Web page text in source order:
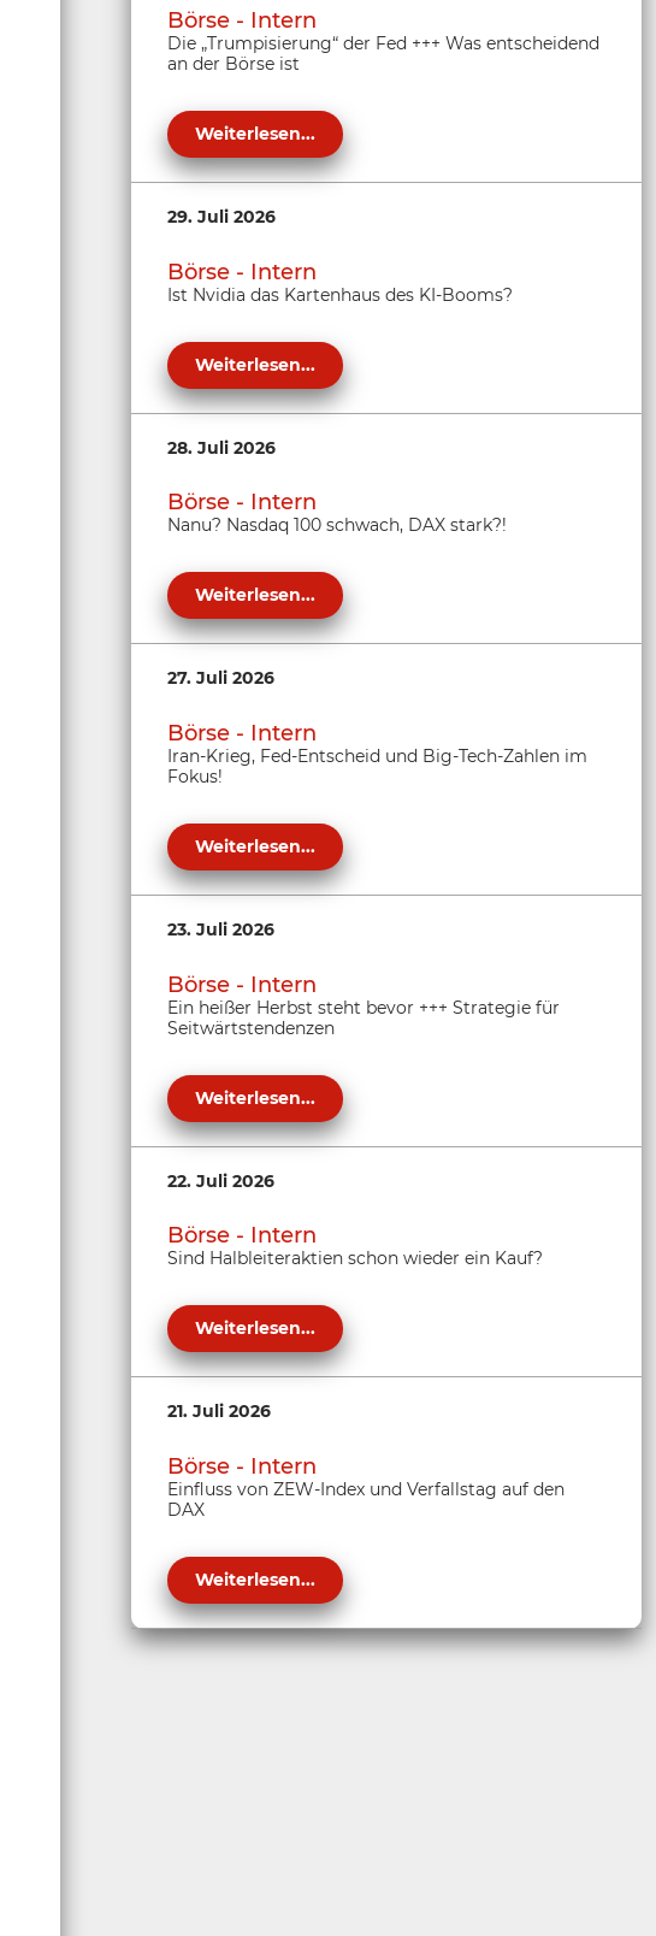
Börse - Intern
Die „Trumpisierung“ der Fed +++ Was entscheidend
an der Börse ist
Weiterlesen...
29. Juli 2026
Börse - Intern
Ist Nvidia das Kartenhaus des KI-Booms?
Weiterlesen...
28. Juli 2026
Börse - Intern
Nanu? Nasdaq 100 schwach, DAX stark?!
Weiterlesen...
27. Juli 2026
Börse - Intern
Iran-Krieg, Fed-Entscheid und Big-Tech-Zahlen im
Fokus!
Weiterlesen...
23. Juli 2026
Börse - Intern
Ein heißer Herbst steht bevor +++ Strategie für
Seitwärtstendenzen
Weiterlesen...
22. Juli 2026
Börse - Intern
Sind Halbleiteraktien schon wieder ein Kauf?
Weiterlesen...
21. Juli 2026
Börse - Intern
Einfluss von ZEW-Index und Verfallstag auf den
DAX
Weiterlesen...